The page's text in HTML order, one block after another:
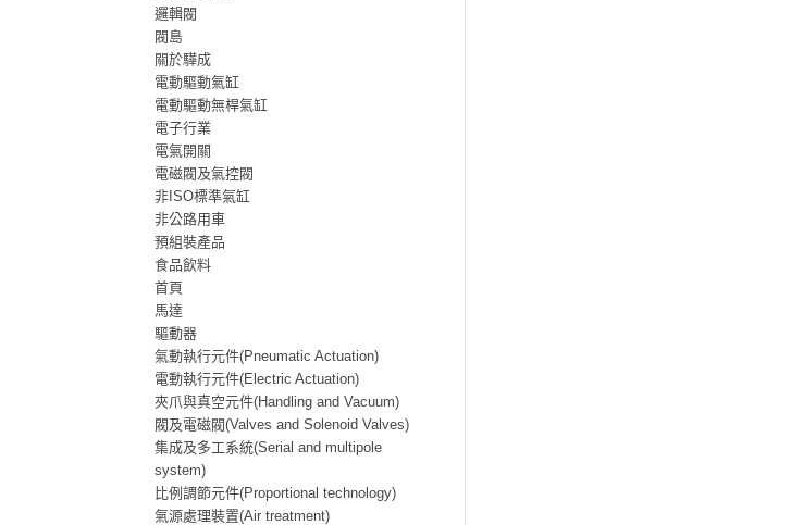
邏輯閥
閥島
關於驊成
電動驅動氣缸
電動驅動無桿氣缸
電子行業
電氣開關
電磁閥及氣控閥
非ISO標準氣缸
非公路用車
預組裝產品
食品飲料
首頁
馬達
驅動器
氣動執行元件(Pneumatic Actuation)
電動執行元件(Electric Actuation)
夾爪與真空元件(Handling and Vacuum)
閥及電磁閥(Valves and Solenoid Valves)
集成及多工系統(Serial and multipole
system)
比例調節元件(Proportional technology)
氣源處理裝置(Air treatment)